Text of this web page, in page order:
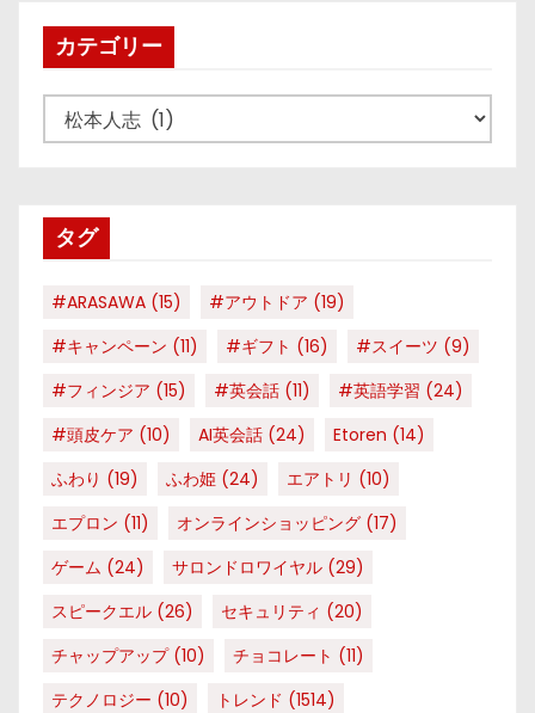
カテゴリー
テ
ータグ
#ARASAWA (15) #アウトドア (19)
#キャンペーン (11) #ギフト (16) #スイーツ (9)
#フィンジア (15) #英会話 (11) #英語学習 (24)
#頭皮ケア (10) AI英会話 (24) Etoren (14)
ふわり (19) ふわ姫 (24) エアトリ (10)
エプロン (11) オンラインショッピング (17)
ゲーム (24) サロンドロワイヤル (29)
スピークエル (26) セキュリティ (20)
チャップアップ(10) チョコレート (11)
テクノロジー (10) トレンド (1514)